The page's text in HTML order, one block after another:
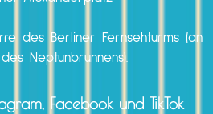
des Berliner Fernsehturms (an
Neptunbrunnens).
Facebook und TikTok